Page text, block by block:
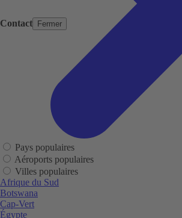
Contact Fermer
Pays populaires
Aéroports populaires
Villes populaires
Afrique du Sud
Botswana
Cap-Vert
Égypte